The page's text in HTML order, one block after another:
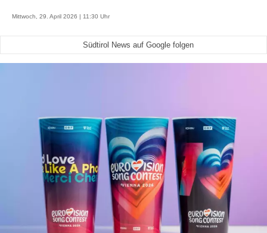
Mittwoch, 29. April 2026 | 11:30 Uhr
Südtirol News auf Google folgen